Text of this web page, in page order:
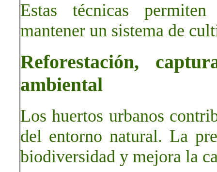
Estas técnicas
mantener un sistema de
Reforestación,
ambiental
Los huertos urbanos
del entorno natural. La
biodiversidad y mejora la